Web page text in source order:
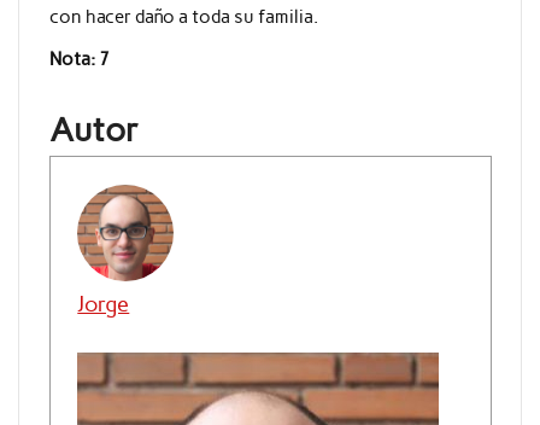
con hacer daño a toda su familia.
Nota: 7
Autor
Jorge